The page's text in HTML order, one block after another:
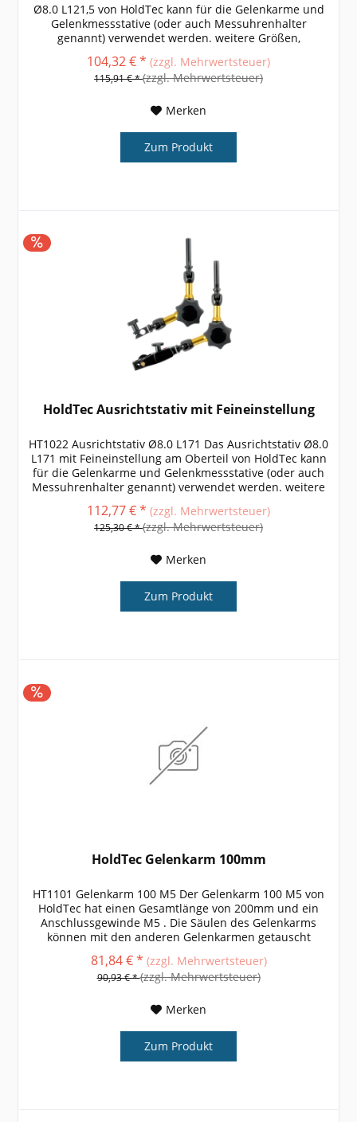
Ø8.0 L121,5 von HoldTec kann für die Gelenkarme und
Gelenkmessstative (oder auch Messuhrenhalter
genannt) verwendet werden. weitere Größen,
Informationen und technische Daten entnehmen...
104,32 € *(zzgl. Mehrwertsteuer)
115,91 € *(zzgl. Mehrwertsteuer)
Merken
Zum Produkt
HoldTec Ausrichtstativ mit Feineinstellung
HT1022 Ausrichtstativ Ø8.0 L171 Das Ausrichtstativ Ø8.0
L171 mit Feineinstellung am Oberteil von HoldTec kann
für die Gelenkarme und Gelenkmessstative (oder auch
Messuhrenhalter genannt) verwendet werden. weitere
Größen, Informationen...
112,77 € *(zzgl. Mehrwertsteuer)
125,30 € *(zzgl. Mehrwertsteuer)
Merken
Zum Produkt
HoldTec Gelenkarm 100mm
HT1101 Gelenkarm 100 M5 Der Gelenkarm 100 M5 von
HoldTec hat einen Gesamtlänge von 200mm und ein
Anschlussgewinde M5 . Die Säulen des Gelenkarms
können mit den anderen Gelenkarmen getauscht
81,84 € * (zzgl. Mehrwertsteuer)
90,93 € *(zzgl. Mehrwertsteuer)
Merken
Zum Produkt